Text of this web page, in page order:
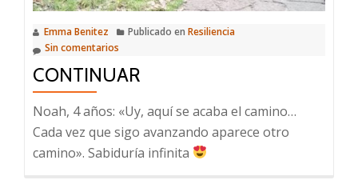
Emma Benitez Publicado en Resiliencia
Sin comentarios
CONTINUAR
Noah, 4 años: «Uy, aquí se acaba el camino…
Cada vez que sigo avanzando aparece otro
camino». Sabiduría infinita